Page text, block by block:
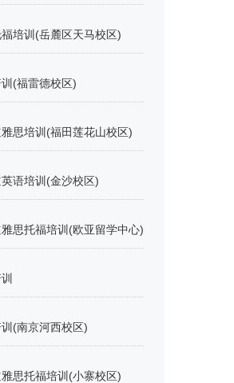
培训(岳麓区天马校区)
(福雷德校区)
思培训(福田莲花山校区)
语培训(金沙校区)
思托福培训(欧亚留学中心)
(南京河西校区)
思托福培训(小寨校区)